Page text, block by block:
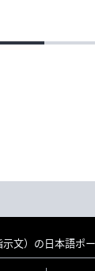
文）の日本語ポー